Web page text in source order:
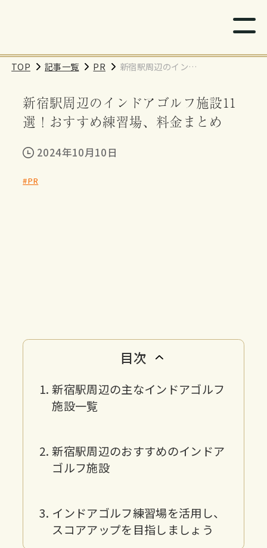
TOP 記事一覧 PR
新宿駅周辺のインド
おすすめ練習場、料
金まとめ
新宿駅周辺のインドアゴルフ施設11
選！おすすめ練習場、料金まとめ
2024年10月10日
#PR
目次
新宿駅周辺の主なインドアゴルフ
施設一覧
新宿駅周辺のおすすめのインドア
ゴルフ施設
インドアゴルフ練習場を活用し、
スコアアップを目指しましょう